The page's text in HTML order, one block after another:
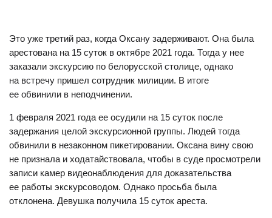
Это уже третий раз, когда Оксану задерживают. Она была
арестована на 15 суток в октябре 2021 года. Тогда у нее
заказали экскурсию по белорусской столице, однако
на встречу пришел сотрудник милиции. В итоге
ее обвинили в неподчинении.
1 февраля 2021 года ее осудили на 15 суток после
задержания целой экскурсионной группы. Людей тогда
обвинили в незаконном пикетировании. Оксана вину свою
не признала и ходатайствовала, чтобы в суде просмотрели
записи камер видеонаблюдения для доказательства
ее работы экскурсоводом. Однако просьба была
отклонена. Девушка получила 15 суток ареста.